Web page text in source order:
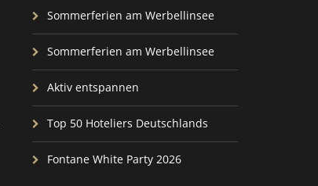
Sommerferien am Werbellinsee
Sommerferien am Werbellinsee
Aktiv entspannen
Top 50 Hoteliers Deutschlands
Fontane White Party 2026